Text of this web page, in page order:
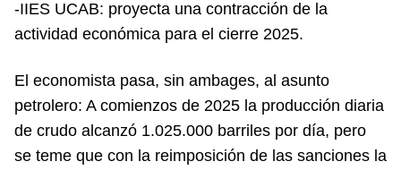
-IIES UCAB: proyecta una contracción de la
actividad económica para el cierre 2025.
El economista pasa, sin ambages, al asunto
petrolero: A comienzos de 2025 la producción diaria
de crudo alcanzó 1.025.000 barriles por día, pero
se teme que con la reimposición de las sanciones la